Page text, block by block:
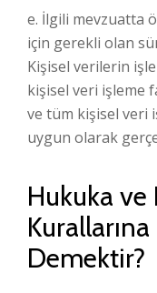
e. İlgili mevzuatta
için gerekli olan
Kişisel verilerin
kişisel veri işleme
ve tüm kişisel veri
uygun olarak
Hukuka
Demektir?